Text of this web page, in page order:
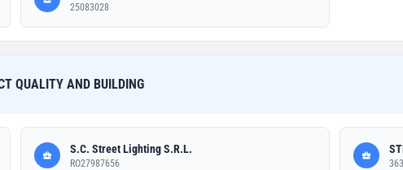
25083028
QUALITY AND BUILDING
S.C. Street Lighting S.R.L.
RO27987656